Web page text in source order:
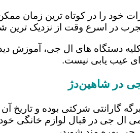
خود را در کوتاه ترین زمان
مجرب در اسرع وقت از نزدیک
کلیه دستگاه های ال جی، آموزش
عیب یابی نیست.
در شاهین‌دژ
گارانتی شرکتی بوده و
ال جی در قبال لوازم خانگی خود